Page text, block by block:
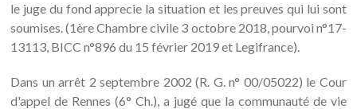
le juge du fond apprecie la situation et les preuves qui lui sont
soumises. (1ère Chambre civile 3 octobre 2018, pourvoi n°17-
13113, BICC n°896 du 15 février 2019 et Legifrance).
Dans un arrêt 2 septembre 2002 (R. G. n° 00/05022) le Cour
d'appel de Rennes (6° Ch.), a jugé que la communauté de vie